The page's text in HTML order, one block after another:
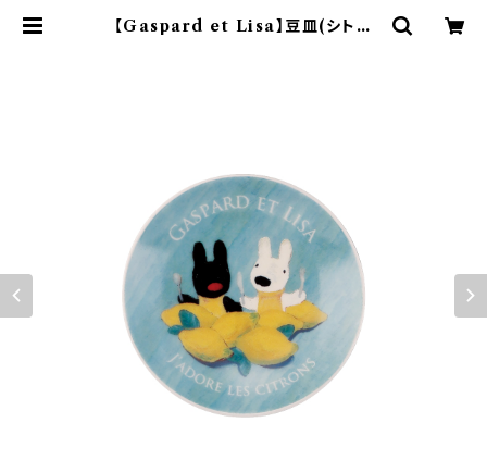
【Gaspard et Lisa】豆皿(シトロ